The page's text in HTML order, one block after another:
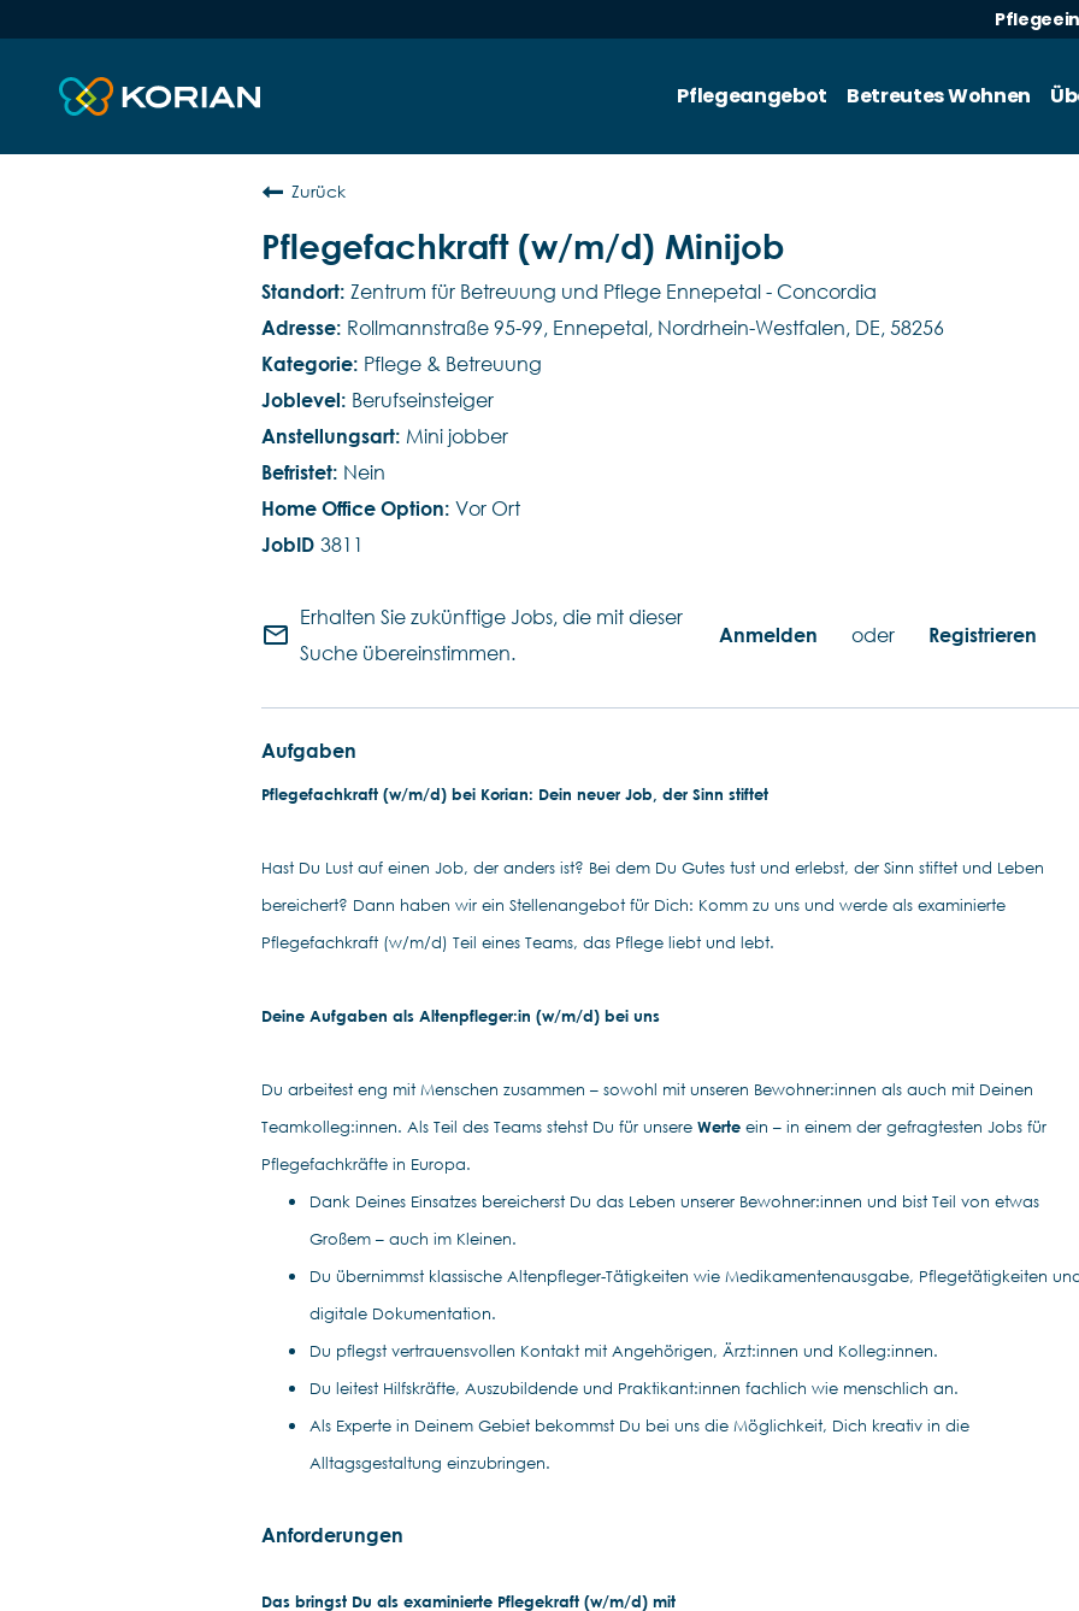
Pflegeangebot Betreutes Wohnen
Zurück
Pflegefachkraft (w/m/d) Minijob
Zentrum für Betreuung und Pflege Ennepetal - Concordia
Rollmannstraße 95-99, Ennepetal, Nordrhein-Westfalen, DE, 58256
Pflege & Betreuung
Berufseinsteiger
Mini jobber
Nein
Vor Ort
3811
mail_outline
Erhalten Sie zukünftige Jobs, die mit dieser
Suche übereinstimmen.
Anmelden oder Registrieren
Aufgaben
Pflegefachkraft (w/m/d) bei Korian: Dein neuer Job, der Sinn stiftet
Hast Du Lust auf einen Job, der anders ist? Bei dem Du Gutes tust und erlebst, der Sinn stiftet und Leben
bereichert? Dann haben wir ein Stellenangebot für Dich: Komm zu uns und werde als examinierte
Pflegefachkraft (w/m/d) Teil eines Teams, das Pflege liebt und lebt.
Deine Aufgaben als Altenpfleger:in (w/m/d) bei uns
Du arbeitest eng mit Menschen zusammen – sowohl mit unseren Bewohner:innen als auch mit Deinen
Teamkolleg:innen. Als Teil des Teams stehst Du für unsere Werte ein – in einem der gefragtesten Jobs für
Pflegefachkräfte in Europa.
Dank Deines Einsatzes bereicherst Du das Leben unserer Bewohner:innen und bist Teil von etwas
Großem – auch im Kleinen.
Du übernimmst klassische Altenpfleger-Tätigkeiten wie Medikamentenausgabe, Pflegetätigkeiten
digitale Dokumentation.
Du pflegst vertrauensvollen Kontakt mit Angehörigen, Ärzt:innen und Kolleg:innen.
Du leitest Hilfskräfte, Auszubildende und Praktikant:innen fachlich wie menschlich an.
Als Experte in Deinem Gebiet bekommst Du bei uns die Möglichkeit, Dich kreativ in die
Alltagsgestaltung einzubringen.
Anforderungen
Das bringst Du als examinierte Pflegekraft (w/m/d) mit